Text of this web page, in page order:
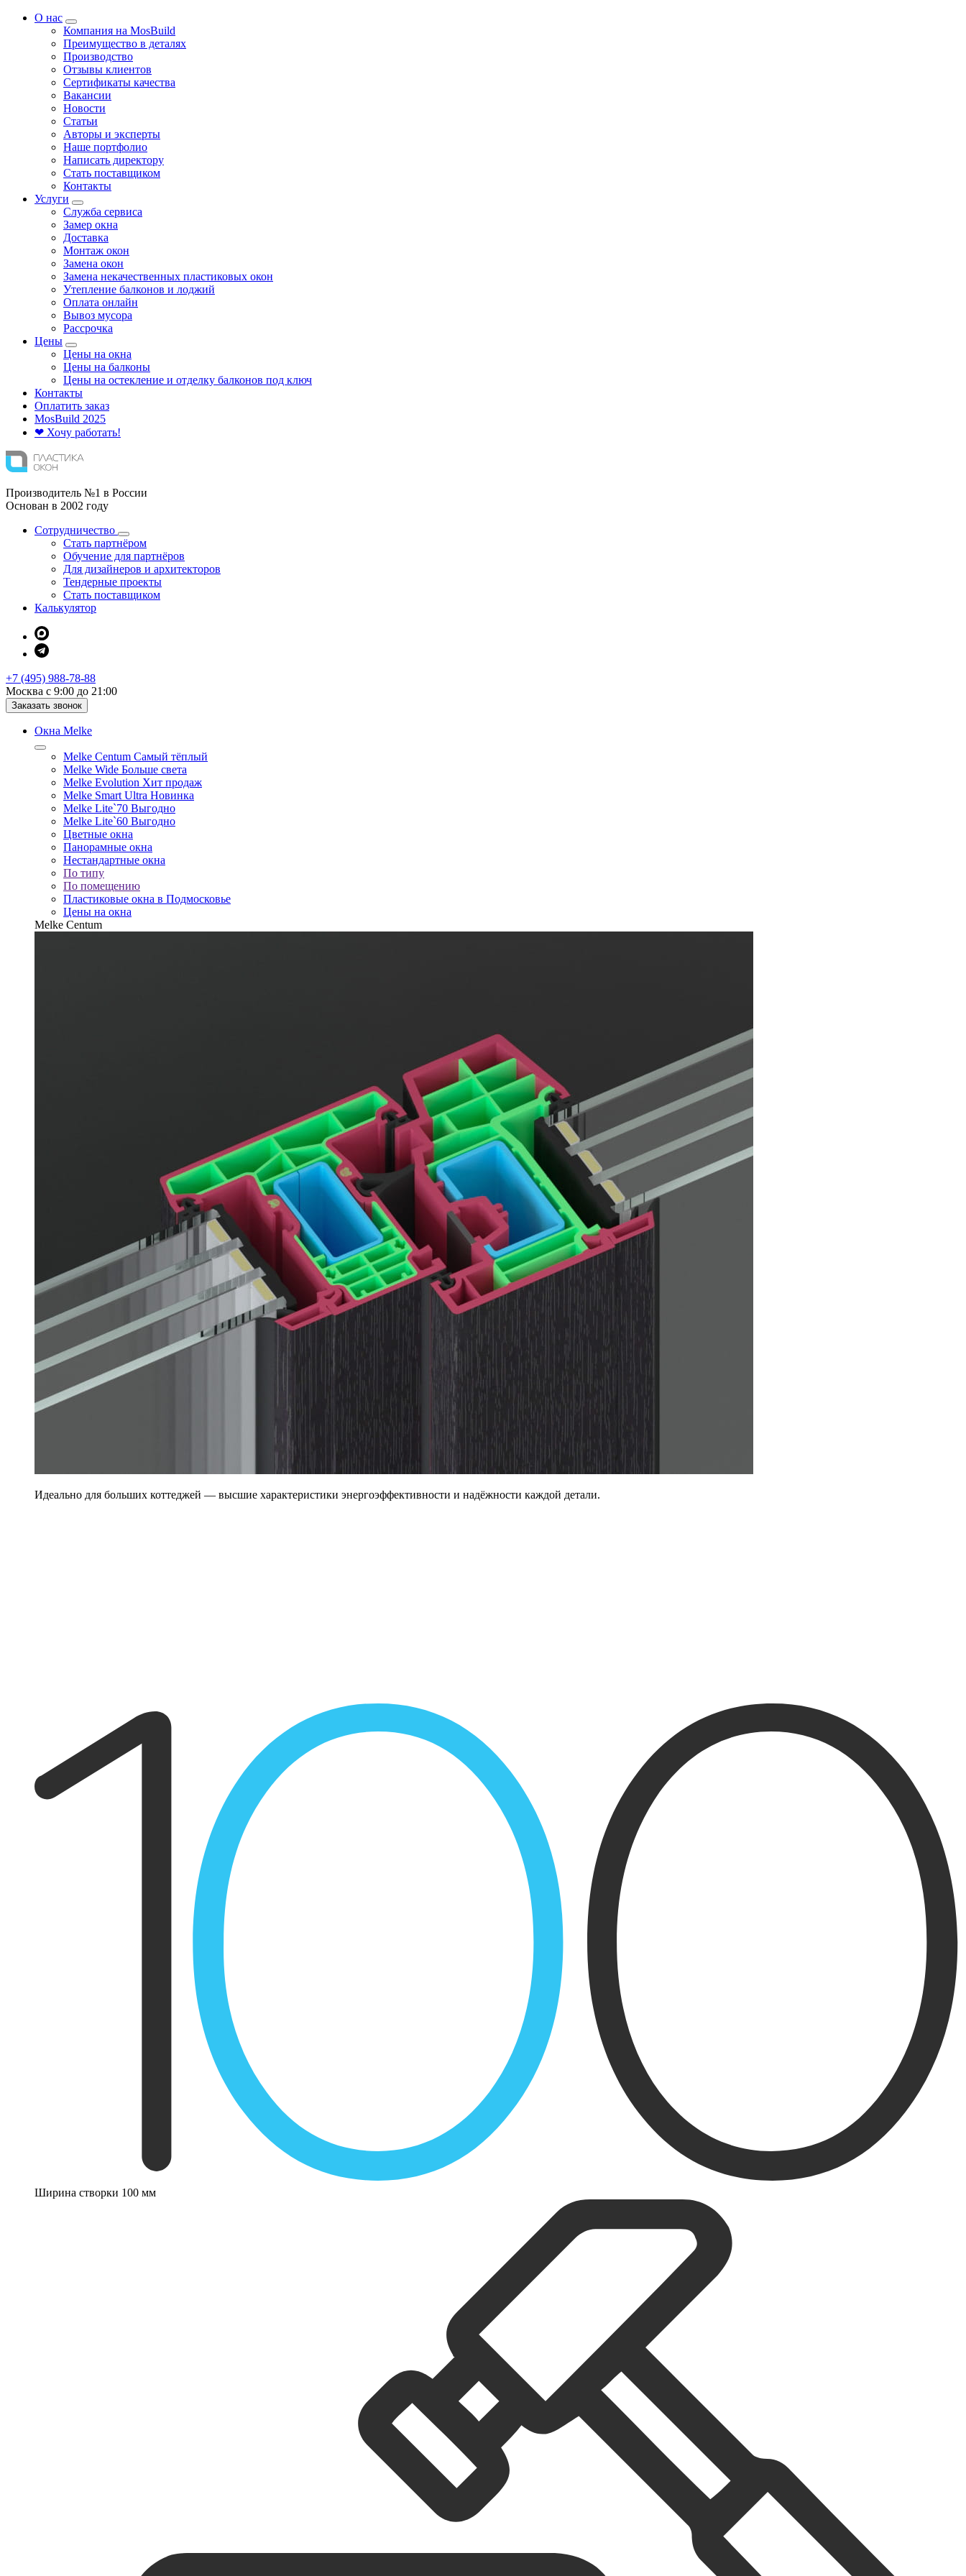
О нас
Компания на MosBuild
Преимущество в деталях
Производство
Отзывы клиентов
Сертификаты качества
Вакансии
Новости
Статьи
Авторы и эксперты
Нашe портфолио
Написать директору
Стать поставщиком
Контакты
Услуги
Служба сервиса
Замер окна
Доставка
Монтаж окон
Замена окон
Замена некачественных пластиковых окон
Утепление балконов и лоджий
Оплата онлайн
Вывоз мусора
Рассрочка
Цены
Цены на окна
Цены на балконы
Цены на остекление и отделку балконов под ключ
Контакты
Оплатить заказ
MosBuild 2025
❤ Хочу работать!
Производитель №1 в России
Основан в 2002 году
Сотрудничество
Стать партнёром
Обучение для партнёров
Для дизайнеров и архитекторов
Тендерные проекты
Стать поставщиком
Калькулятор
+7 (495) 988-78-88
Москва с 9:00 до 21:00
Заказать звонок
Окна Melke
Melke Centum Самый тёплый
Melke Wide Больше света
Melke Evolution Хит продаж
Melke Smart Ultra Новинка
Melke Lite`70 Выгодно
Melke Lite`60 Выгодно
Цветные окна
Панорамные окна
Нестандартные окна
По типу
По помещению
Пластиковые окна в Подмосковье
Цены на окна
Melke Centum
Идеально для больших коттеджей — высшие характеристики энергоэффективности и надёжности каждой детали.
Ширина створки 100 мм